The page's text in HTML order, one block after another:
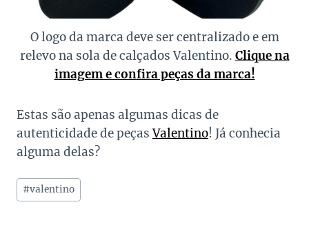
O logo da marca deve ser centralizado e em
relevo na sola de calçados Valentino. Clique na
imagem e confira peças da marca!
Estas são apenas algumas dicas de
autenticidade de peçasValentino! Já conhecia
alguma delas?
Tags
do
#valentino